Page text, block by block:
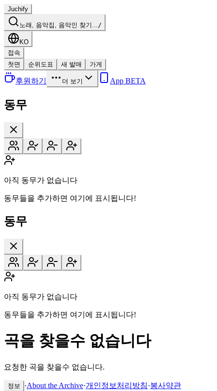
Juchify
노래, 음악집, 음악인 찾기.../
KO
접속
첫면
순위도표 새 발매 가게
후원하기 더 보기 App BETA
동무
아직 동무가 없습니다
동무들을 추가하면 여기에 표시됩니다!
동무
아직 동무가 없습니다
동무들을 추가하면 여기에 표시됩니다!
곡을 찾을수 없습니다
요청한 곡을 찾을수 없습니다.
정보 ·About the Archive·개인정보처리방침·봉사약관